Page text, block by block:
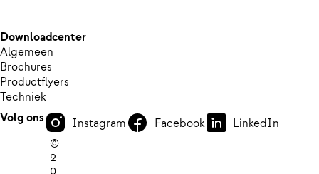
Downloadcenter
Algemeen
Brochures
Productflyers
Techniek
Volg ons
Instagram Facebook
LinkedIn
©
2